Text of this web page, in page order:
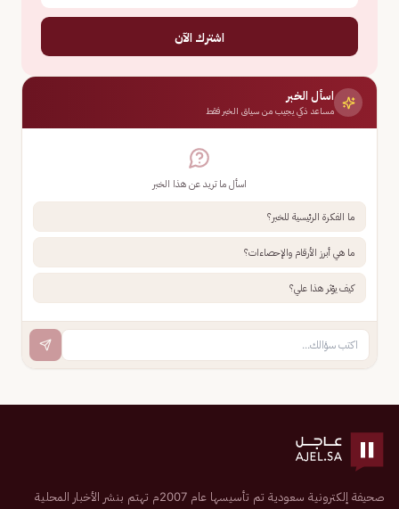
اشترك الآن
اسأل الخبر
مساعد ذكي يجيب من سياق الخبر فقط
اسأل ما تريد عن هذا الخبر
ما الفكرة الرئيسية للخبر؟
ما هي أبرز الأرقام والإحصاءات؟
كيف يؤثر هذا علي؟
صحيفة إلكترونية سعودية تم تأسيسها عام 2007م تهتم بنشر الأخبار المحلية